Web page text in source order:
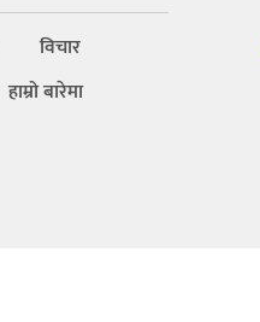
विचार
हाम्रो बारेमा